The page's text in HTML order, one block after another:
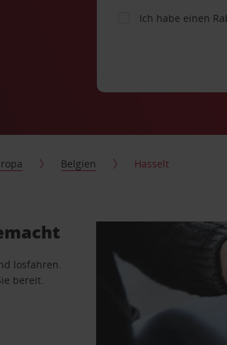
Ich habe einen
Belgien Hasselt
losfahren.
bereit.